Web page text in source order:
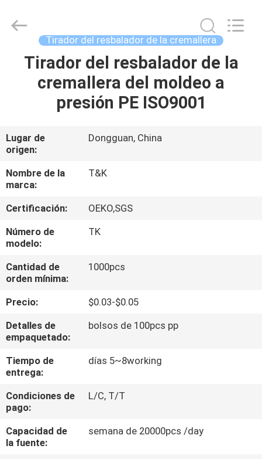
HOGAR
PRODUCTOS
SOBRE
NOSOTROS
VIAJE
DE
LA
DE
CALIDAD
ÉNTRENOS
EN
CONTACTO
CON
Garment
Accessories
Tirador del resbalador de la cremallera
Tirador del resbalador de la
cremallera del moldeo a
presión PE ISO9001
Lugar de
origen:
Dongguan, China
Nombre de la
marca:
T&K
Certificación:
OEKO,SGS
Número de
modelo:
TK
Cantidad de
orden mínima:
1000pcs
Precio:
$0.03-$0.05
Detalles de
empaquetado:
bolsos de 100pcs pp
Tiempo de
entrega:
días 5~8working
Condiciones de
pago:
L/C, T/T
Capacidad de
la fuente:
semana de 20000pcs /day